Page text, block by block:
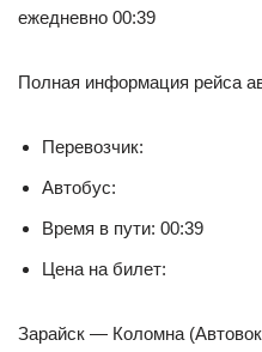
ежедневно 00:39
Полная информация рейса
Перевозчик:
Автобус:
Время в пути: 00:39
Цена на билет:
Зарайск — Коломна